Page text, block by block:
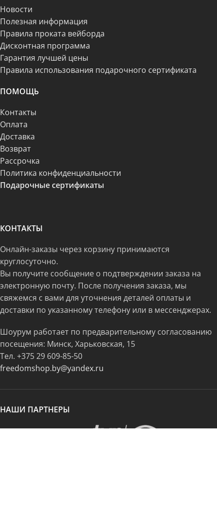
Новости
Полезная информация
Правила проката вейборда
Дисконтная программа
Гарантия лучшей цены
Правила использования подарочного сертификата
ПОМОЩЬ
Контакты
Оплата
Доставка
Возврат
Рассрочка
Политика конфиденциальности
Подарочные сертификаты
КОНТАКТЫ
Онлайн-заказы через корзину принимаются
круглосуточно.
Вы получите сообщение о подтверждении заказа на
электронную почту. После получения заказа, мы
свяжемся с вами для уточнения деталей оплаты и
доставки по указанному телефону или в мессенджерах.
Шоурум работает по предварительному согласованию
посещения: Минск, Харьковская, 15
Тел. +375 29 609-85-50
freedomshop.by@yandex.ru
НАШИ ПАРТНЕРЫ